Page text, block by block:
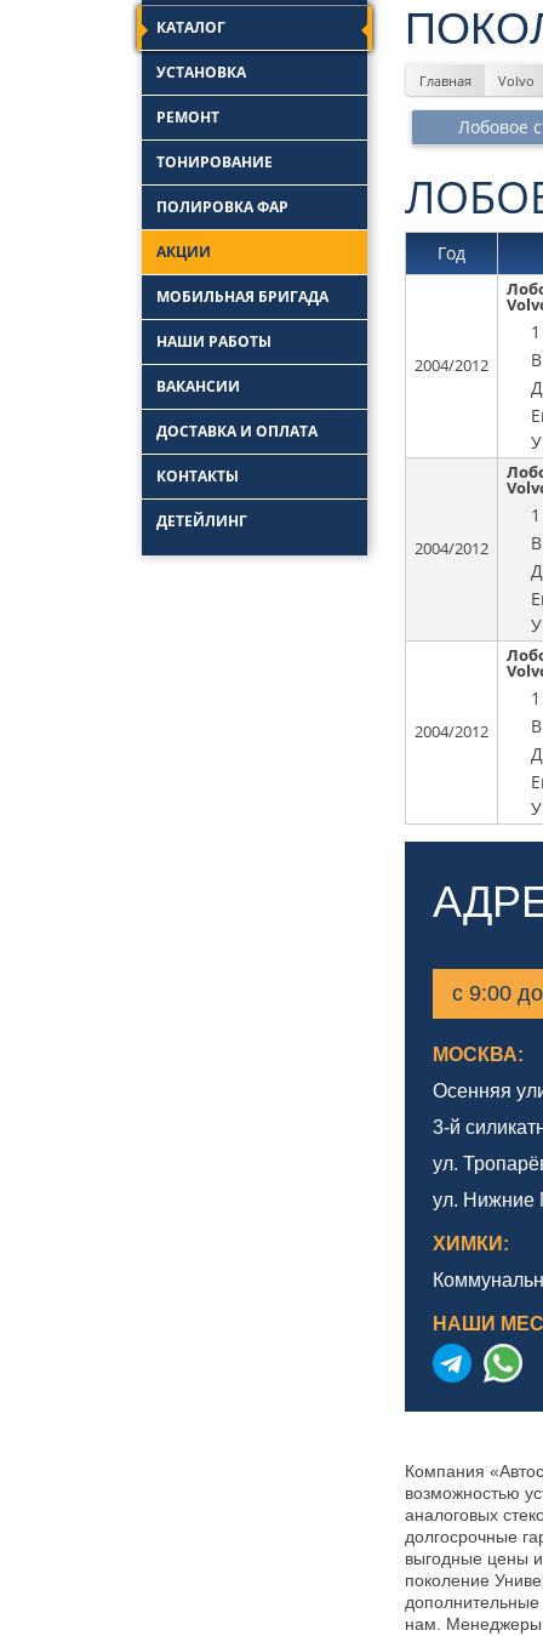
КАТАЛОГ
УСТАНОВКА
стекол
Замена лобовых
РЕМОНТ
стекла
автостекла
Ремонт трещин
автостекол
Ремонт заднего
стекла автомобиля
ТОНИРОВАНИЕ
ПОЛИРОВКА ФАР
АКЦИИ
МОБИЛЬНАЯ БРИГАДА
НАШИ РАБОТЫ
ВАКАНСИИ
ДОСТАВКА И ОПЛАТА
КОНТАКТЫ
ДЕТЕЙЛИНГ
Полировка
Главная Volvo
Лобовое
Год
2004/2012
2004/2012
2004/2012
с 9:00
МОСКВА:
Осенняя
3-й
ул.
ул. Нижние
ХИМКИ:
НАШИ
Компания
возможностью
аналоговых
долгосрочные
выгодные цены
поколение
дополнительные
нам. Менеджеры